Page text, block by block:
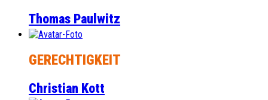
Thomas Paulwitz
GERECHTIGKEIT
Christian Kott